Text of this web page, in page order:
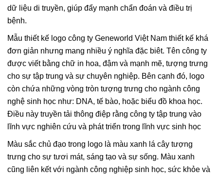
dữ liệu di truyền, giúp đẩy mạnh chẩn đoán và điều trị
bệnh.
Mẫu thiết kế logo công ty Geneworld Việt Nam thiết kế khá
đơn giản nhưng mang nhiều ý nghĩa đặc biêt. Tên công ty
được viết bằng chữ in hoa, đậm và mạnh mẽ, tượng trưng
cho sự tập trung và sự chuyên nghiệp. Bên cạnh đó, logo
còn chứa những vòng tròn tượng trưng cho ngành công
nghệ sinh học như: DNA, tế bào, hoặc biểu đồ khoa học.
Điều này truyền tải thông điệp rằng công ty tập trung vào
lĩnh vực nghiên cứu và phát triển trong lĩnh vực sinh học
Màu sắc chủ đạo trong logo là màu xanh lá cây tượng
trưng cho sự tươi mát, sáng tạo và sự sống. Màu xanh
cũng liên kết với ngành công nghiệp sinh học, sức khỏe và